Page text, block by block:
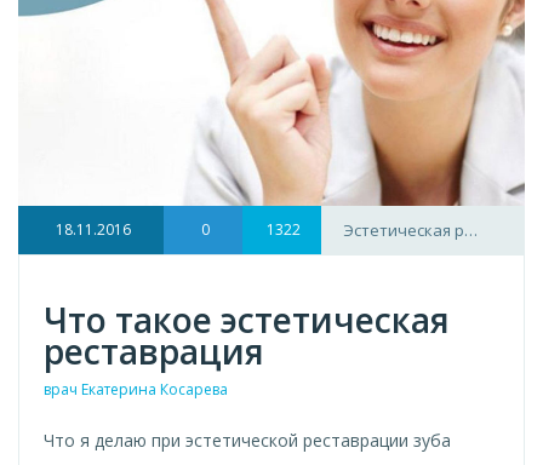
18.11.2016 0 1322 Эстетическая р…
Что такое эстетическая
реставрация
врач Екатерина Косарева
Что я делаю при эстетической реставрации зуба